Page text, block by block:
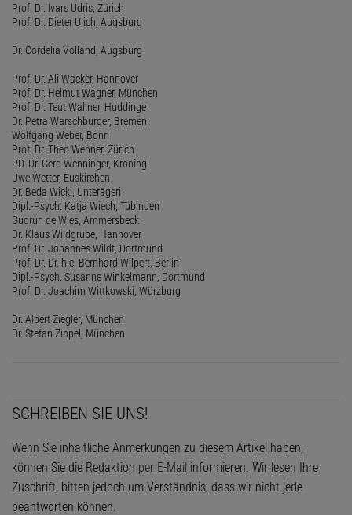
Prof. Dr. Ivars Udris, Zürich
Prof. Dr. Dieter Ulich, Augsburg
Dr. Cordelia Volland, Augsburg
Prof. Dr. Ali Wacker, Hannover
Prof. Dr. Helmut Wagner, München
Prof. Dr. Teut Wallner, Huddinge
Dr. Petra Warschburger, Bremen
Wolfgang Weber, Bonn
Prof. Dr. Theo Wehner, Zürich
PD. Dr. Gerd Wenninger, Kröning
Uwe Wetter, Euskirchen
Dr. Beda Wicki, Unterägeri
Dipl.-Psych. Katja Wiech, Tübingen
Gudrun de Wies, Ammersbeck
Dr. Klaus Wildgrube, Hannover
Prof. Dr. Johannes Wildt, Dortmund
Prof. Dr. Dr. h.c. Bernhard Wilpert, Berlin
Dipl.-Psych. Susanne Winkelmann, Dortmund
Prof. Dr. Joachim Wittkowski, Würzburg
Dr. Albert Ziegler, München
Dr. Stefan Zippel, München
SCHREIBEN SIE UNS!
Wenn Sie inhaltliche Anmerkungen zu diesem Artikel haben,
können Sie die Redaktion per E-Mail informieren. Wir lesen Ihre
Zuschrift, bitten jedoch um Verständnis, dass wir nicht jede
beantworten können.